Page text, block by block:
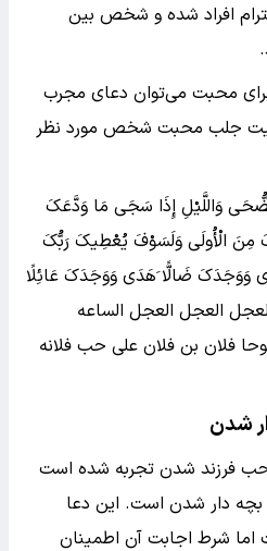
افراد شده و شخص بین
محبت می‌توان دعای مجرب
۱۱ مرتبه با نیت جلب محبت شخص مورد نظر
وَاللَّیْلِ إِذَا سَجَى مَا وَدَّعَکَ
مِنَ الْأُولَى وَلَسَوْفَ یُعْطِیکَ رَبُّکَ
وَوَجَدَکَ ضَالًّا َهَدَى وَوَجَدَکَ عَائِلًا
العجل العجل الساعه
فلان بن فلان علی حب فلانه
فرزند شدن تجربه شده است
دار شدن است. این دعا
اما شرط اجابت آن اطمینان